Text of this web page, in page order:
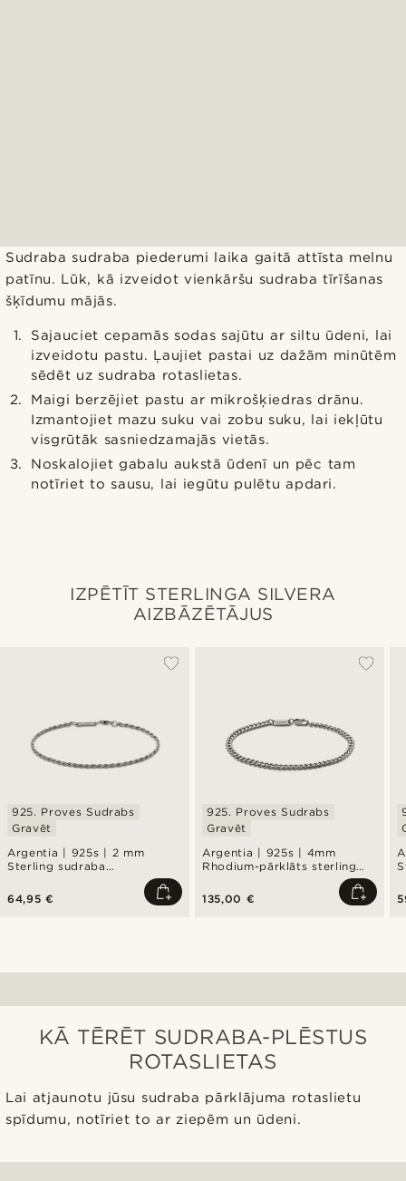
Sudraba sudraba piederumi laika gaitā attīsta melnu
patīnu. Lūk, kā izveidot vienkāršu sudraba tīrīšanas
šķīdumu mājās.
Sajauciet cepamās sodas sajūtu ar siltu ūdeni, lai
izveidotu pastu. Ļaujiet pastai uz dažām minūtēm
sēdēt uz sudraba rotaslietas.
Maigi berzējiet pastu ar mikrošķiedras drānu.
Izmantojiet mazu suku vai zobu suku, lai iekļūtu
visgrūtāk sasniedzamajās vietās.
Noskalojiet gabalu aukstā ūdenī un pēc tam
notīriet to sausu, lai iegūtu pulētu apdari.
IZPĒTĪT STERLINGA SILVERA
AIZBĀZĒTĀJUS
Argentia | 925s | 2 mm
Sterling sudraba
pārklājumu, kartjē pinums
925. Proves Sudrabs
Gravēt
64,95 €
Argentia | 925s | 4mm
Rhodium-pārklāts sterling
925. Proves Sudrabs
Gravēt
135,00 €
KĀ TĒRĒT SUDRABA-PLĒSTUS
ROTASLIETAS
Lai atjaunotu jūsu sudraba pārklājuma rotaslietu
spīdumu, notīriet to ar ziepēm un ūdeni.